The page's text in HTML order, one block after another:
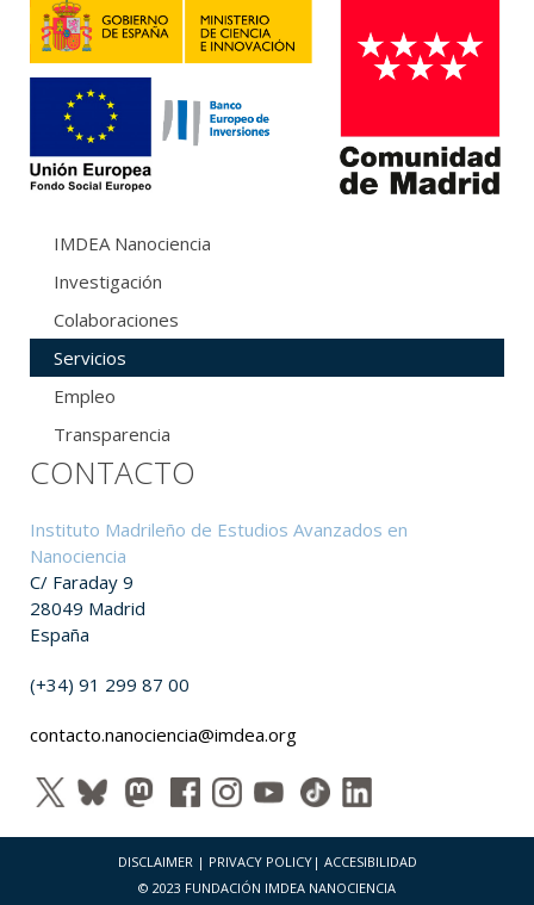
IMDEA Nanociencia
Investigación
Colaboraciones
Servicios
Empleo
Transparencia
CONTACTO
Instituto Madrileño de Estudios Avanzados en
Nanociencia
C/ Faraday 9
28049 Madrid
España
(+34) 91 299 87 00
contacto.nanociencia@imdea.org
DISCLAIMER| PRIVACY POLICY| ACCESIBILIDAD
© 2023 FUNDACIÓN IMDEA NANOCIENCIA